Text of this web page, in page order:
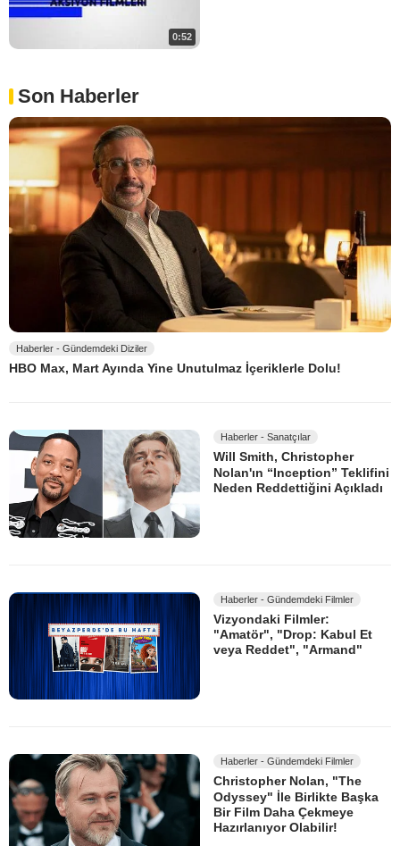
0:52
Son Haberler
Haberler - Gündemdeki Diziler
HBO Max, Mart Ayında Yine Unutulmaz İçeriklerle Dolu!
Haberler - Sanatçılar
Will Smith, Christopher
Nolan'ın “Inception” Teklifini
Neden Reddettiğini Açıkladı
Haberler - Gündemdeki Filmler
Vizyondaki Filmler:
"Amatör", "Drop: Kabul Et
veya Reddet", "Armand"
Haberler - Gündemdeki Filmler
Christopher Nolan, "The
Odyssey" İle Birlikte Başka
Bir Film Daha Çekmeye
Hazırlanıyor Olabilir!